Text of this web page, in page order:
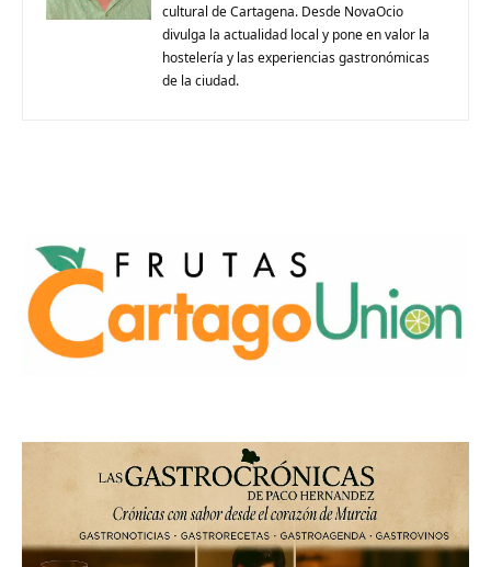
cultural de Cartagena. Desde NovaOcio
divulga la actualidad local y pone en valor la
hostelería y las experiencias gastronómicas
de la ciudad.